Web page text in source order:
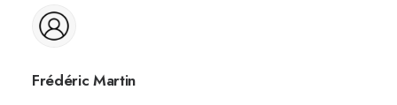
Frédéric Martin